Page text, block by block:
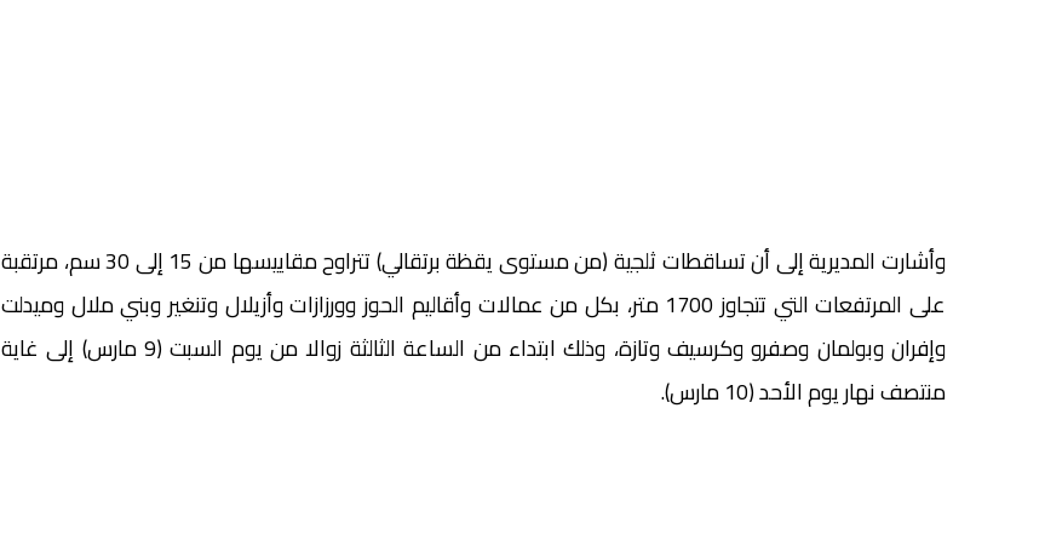
وأشارت المديرية إلى أن تساقطات ثلجية (من مستوى يقظة برتقالي) تتراوح مقاييسها من 15 إلى 30 سم، مرتقبة
على المرتفعات التي تتجاوز 1700 متر، بكل من عمالات وأقاليم الحوز وورزازات وأزيلال وتنغير وبني ملال وميدلت
وإفران وبولمان وصفرو وكرسيف وتازة، وذلك ابتداء من الساعة الثالثة زوالا من يوم السبت (9 مارس) إلى غاية
منتصف نهار يوم الأحد (10 مارس).